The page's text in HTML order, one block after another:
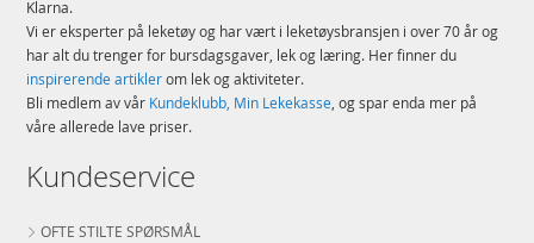
Klarna.
Vi er eksperter på leketøy og har vært i leketøysbransjen i over 70 år og
har alt du trenger for bursdagsgaver, lek og læring. Her finner du
inspirerende artiklerom lek og aktiviteter.
Bli medlem av vår Kundeklubb, Min Lekekasse, og spar enda mer på
våre allerede lave priser.
Kundeservice
OFTE STILTE SPØRSMÅL